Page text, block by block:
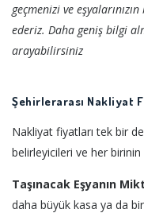
geçmenizi ve
ederiz. Daha geniş bilgi
arayabilirsiniz
Şehirlerarası Nakliyat
Nakliyat fiyatları tek bir
belirleyicileri ve her
Taşınacak Eşyanın
daha büyük kasa ya da